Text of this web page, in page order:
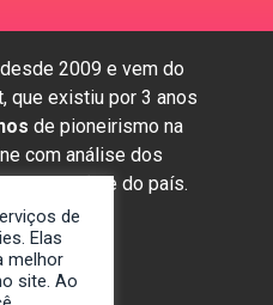
2009 e vem do
que existiu por 3 anos
de pioneirismo na
com análise dos
da região e do país.
de
Elas
melhor
site. Ao